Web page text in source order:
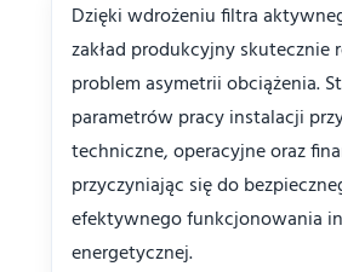
Dzięki wdrożeniu filtra
zakład produkcyjny skutecznie
problem asymetrii obciążenia.
parametrów pracy instalacji
techniczne, operacyjne oraz
przyczyniając się do
efektywnego funkcjonowania
energetycznej.